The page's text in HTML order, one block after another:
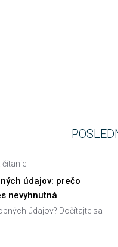
čítanie
údajov: prečo
nevyhnutná
údajov? Dočítajte sa